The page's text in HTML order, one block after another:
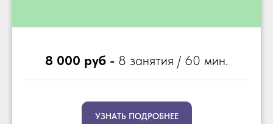
8 000 руб - 8 занятия / 60 мин.
УЗНАТЬ ПОДРОБНЕЕ